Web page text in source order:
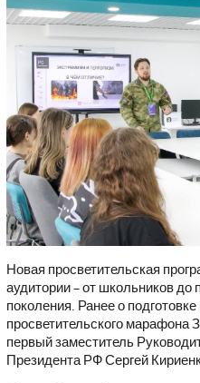
Новая просветительская
аудитории – от школьников до
поколения. Ранее о
просветительского марафона
первый заместитель
Президента РФ Сергей